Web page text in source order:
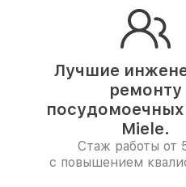
Лучшие
ремонту
Miele.
Стаж работы от
с повышением